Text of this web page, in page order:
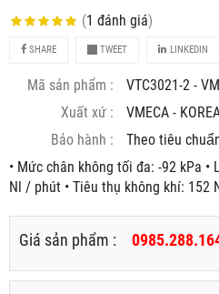
(1 đánh giá)
SHARE TWEET LINKEDIN
Mã sản phẩm :
VTC3021-2 -
Xuất xứ :
VMECA -
Bảo hành :
Theo tiêu
• Mức chân không tối đa: -92 kPa
Nl / phút • Tiêu thụ không khí: 152
Giá sản phẩm :